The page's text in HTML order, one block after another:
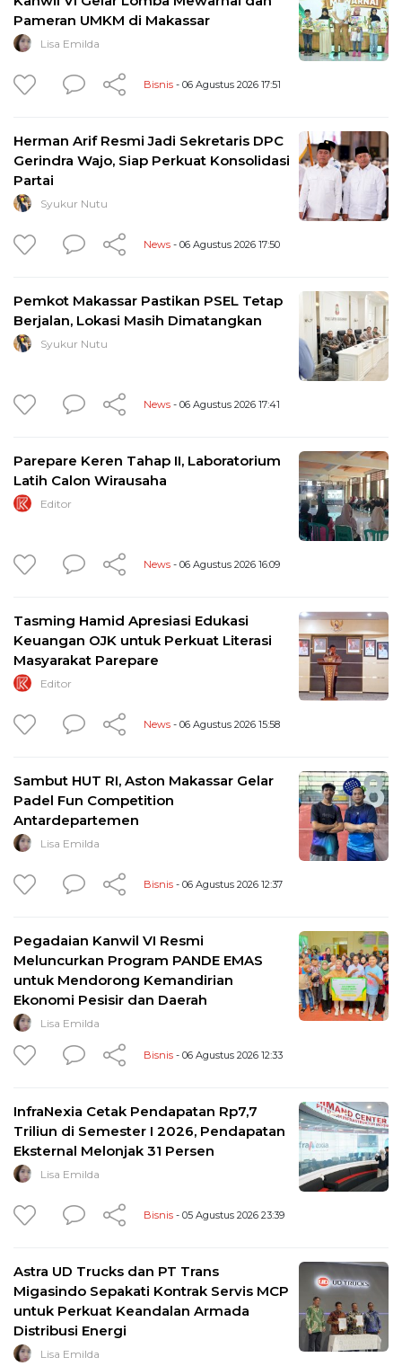
Pameran UMKM di Makassar
Lisa Emilda
Bisnis - 06 Agustus 2026 17:51
Herman Arif Resmi Jadi Sekretaris DPC
Gerindra Wajo, Siap Perkuat Konsolidasi
Partai
Syukur Nutu
News - 06 Agustus 2026 17:50
Pemkot Makassar Pastikan PSEL Tetap
Berjalan, Lokasi Masih Dimatangkan
Syukur Nutu
News - 06 Agustus 2026 17:41
Parepare Keren Tahap II, Laboratorium
Latih Calon Wirausaha
Editor
News - 06 Agustus 2026 16:09
Tasming Hamid Apresiasi Edukasi
Keuangan OJK untuk Perkuat Literasi
Masyarakat Parepare
Editor
News - 06 Agustus 2026 15:58
Sambut HUT RI, Aston Makassar Gelar
Padel Fun Competition
Antardepartemen
Lisa Emilda
Bisnis - 06 Agustus 2026 12:37
Pegadaian Kanwil VI Resmi
Meluncurkan Program PANDE EMAS
untuk Mendorong Kemandirian
Ekonomi Pesisir dan Daerah
Lisa Emilda
Bisnis - 06 Agustus 2026 12:33
InfraNexia Cetak Pendapatan Rp7,7
Triliun di Semester I 2026, Pendapatan
Eksternal Melonjak 31 Persen
Lisa Emilda
Bisnis - 05 Agustus 2026 23:39
Astra UD Trucks dan PT Trans
Migasindo Sepakati Kontrak Servis MCP
untuk Perkuat Keandalan Armada
Distribusi Energi
Lisa Emilda